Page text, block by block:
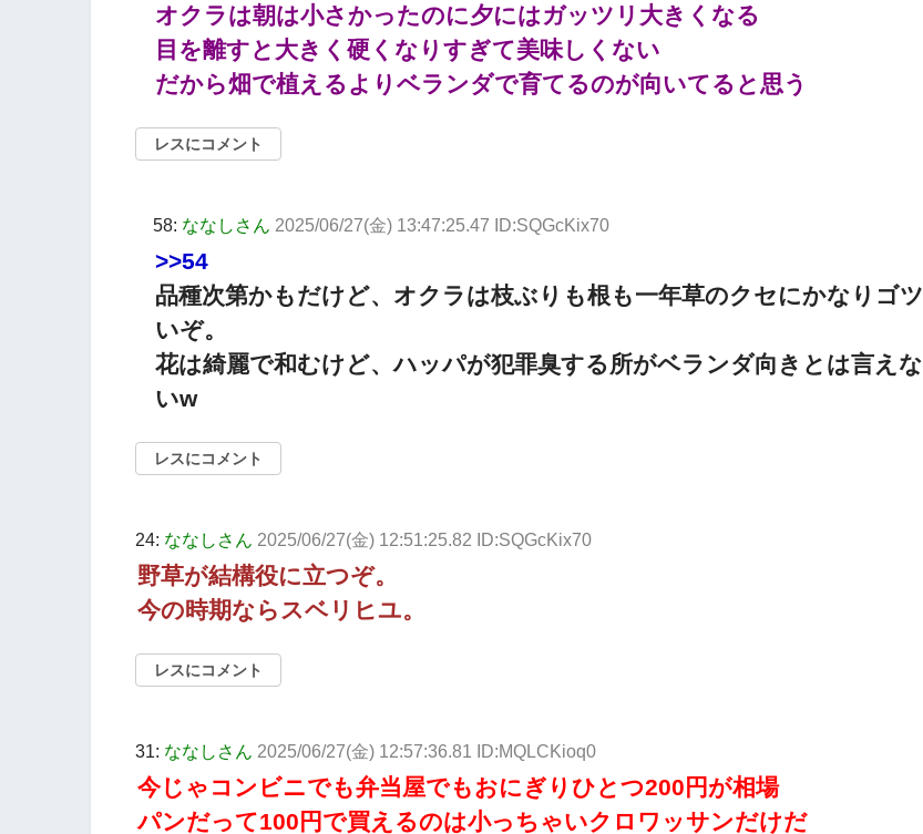
オクラは朝は小さかったのに夕にはガッツリ大きくなる
目を離すと大きく硬くなりすぎて美味しくない
だから畑で植えるよりベランダで育てるのが向いてると思う
レスにコメント
58: ななしさん 2025/06/27(金) 13:47:25.47 ID:SQGcKix70
>>54
品種次第かもだけど、オクラは枝ぶりも根も一年草のクセにかなりゴツ
いぞ。
花は綺麗で和むけど、ハッパが犯罪臭する所がベランダ向きとは言えな
いw
レスにコメント
24: ななしさん 2025/06/27(金) 12:51:25.82 ID:SQGcKix70
野草が結構役に立つぞ。
今の時期ならスベリヒユ。
レスにコメント
31: ななしさん 2025/06/27(金) 12:57:36.81 ID:MQLCKioq0
今じゃコンビニでも弁当屋でもおにぎりひとつ200円が相場
パンだって100円で買えるのは小っちゃいクロワッサンだけだ